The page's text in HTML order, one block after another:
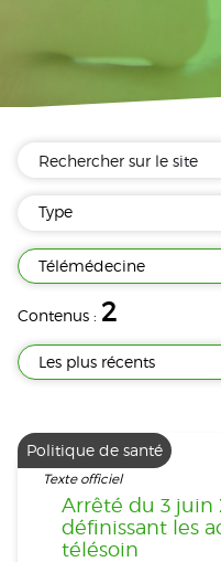
Type
Télémédecine
Contenus : 2
Les plus récents
Politique de santé
Texte officiel
Arrêté du 3 juin
définissant les
télésoin